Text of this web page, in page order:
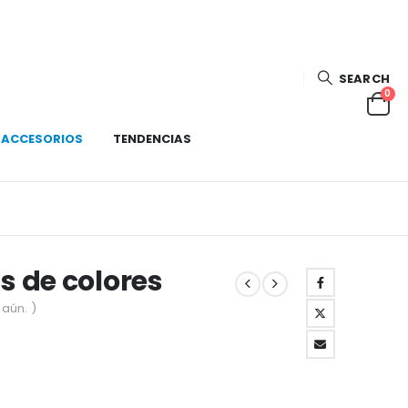
ACCESORIOS TENDENCIAS
SEARCH
0
de colores
)